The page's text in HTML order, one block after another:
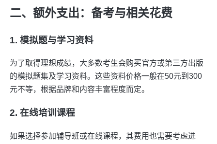
二、额外支出：备考与相关花费
1. 模拟题与学习资料
为了取得理想成绩，大多数考生会购买官方或第三方出版
的模拟题集及学习资料。这些资料价格一般在50元到300
元不等，根据品牌和内容丰富程度而定。
2. 在线培训课程
如果选择参加辅导班或在线课程，其费用也需要考虑进